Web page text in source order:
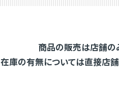
商品の販売は店舗の
在庫の有無については直接店舗